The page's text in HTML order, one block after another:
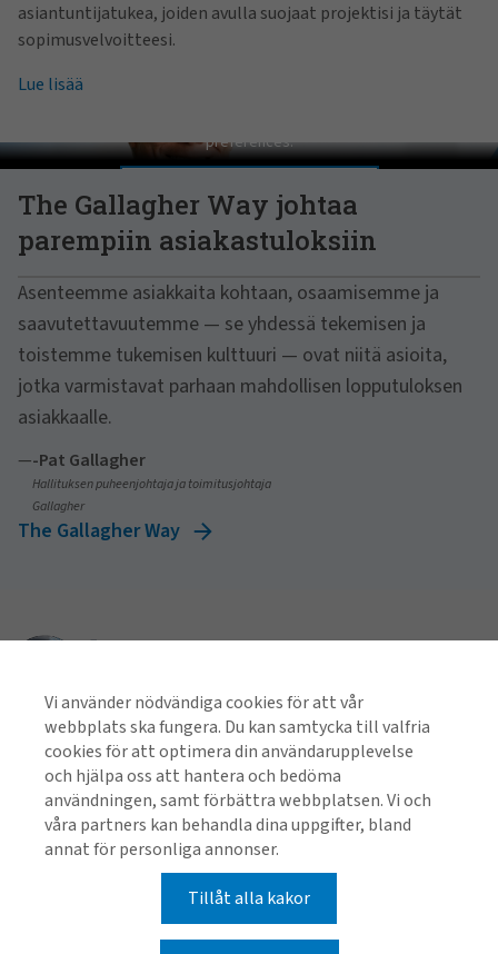
asiantuntijatukea, joiden avulla suojaat projektisi ja täytät
sopimusvelvoitteesi.
Lue lisää
The Gallagher Way johtaa
parempiin asiakastuloksiin
Asenteemme asiakkaita kohtaan, osaamisemme ja
saavutettavuutemme — se yhdessä tekemisen ja
toistemme tukemisen kulttuuri — ovat niitä asioita,
jotka varmistavat parhaan mahdollisen lopputuloksen
asiakkaalle.
—-Pat Gallagher
Hallituksen puheenjohtaja ja toimitusjohtaja
Gallagher
The Gallagher Way
preferences.
MANAGE PREFERENCES
Näytä kaikki alueet
Löydät meidät sosiaalisesta mediasta
Vi använder nödvändiga cookies för att vår
webbplats ska fungera. Du kan samtycka till valfria
cookies för att optimera din användarupplevelse
och hjälpa oss att hantera och bedöma
användningen, samt förbättra webbplatsen. Vi och
våra partners kan behandla dina uppgifter, bland
annat för personliga annonser.
Tillåt alla kakor